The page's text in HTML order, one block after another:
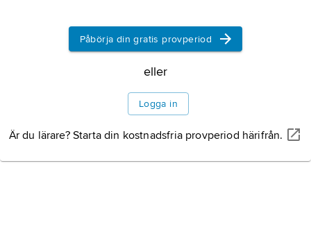
Påbörja din gratis provperiod
eller
Logga in
Är du lärare? Starta din kostnadsfria provperiod härifrån.